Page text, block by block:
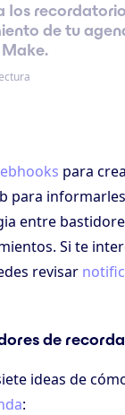
los
de tu
para
para
entre
Si te
revisar
de
ideas de
: